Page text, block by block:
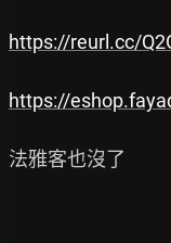
https://reurl.cc/
https://
法雅客也沒了